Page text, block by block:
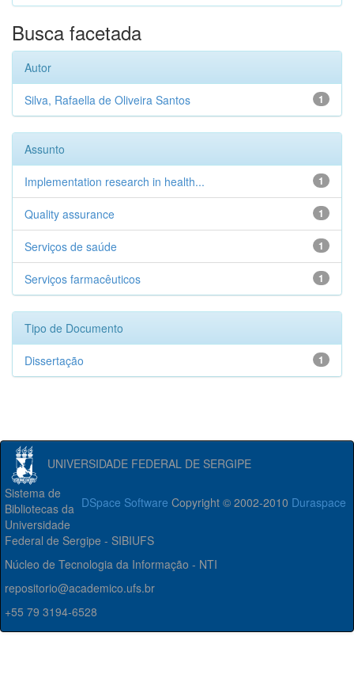
Busca facetada
Autor
1
Silva, Rafaella de Oliveira Santos
Assunto
1
Implementation research in health...
1
Quality assurance
1
Serviços de saúde
1
Serviços farmacêuticos
Tipo de Documento
1
Dissertação
UNIVERSIDADE FEDERAL DE SERGIPE
DSpace Software Copyright © 2002-2010 Duraspace
Sistema de
Bibliotecas da
Universidade
Federal de Sergipe - SIBIUFS
Núcleo de Tecnologia da Informação - NTI
repositorio@academico.ufs.br
+55 79 3194-6528